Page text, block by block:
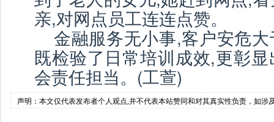
亲,对网点员工连连点赞。
金融服务无小事,客户安危
既检验了日常培训成效,更彰
会责任担当。(工萱)
声明：本文仅代表发布者个人观点,并不代表本站赞同和对其真实性负责，如涉